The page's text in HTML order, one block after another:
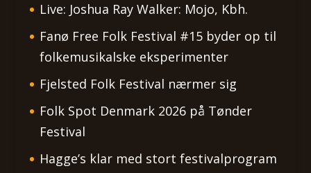
Live: Joshua Ray Walker: Mojo, Kbh.
Fanø Free Folk Festival #15 byder op til
folkemusikalske eksperimenter
Fjelsted Folk Festival nærmer sig
Folk Spot Denmark 2026 på Tønder
Festival
Hagge’s klar med stort festivalprogram